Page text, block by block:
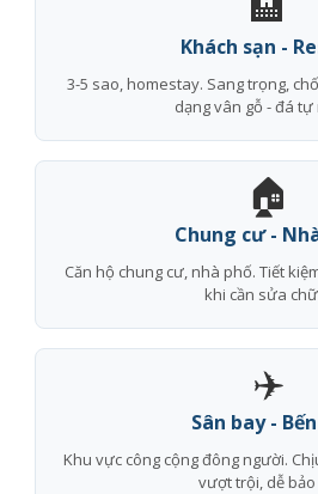
Khách sạn -
3-5 sao, homestay. Sang trọng,
dạng vân gỗ - đá tự
🏠
Chung cư -
Căn hộ chung cư, nhà phố. Tiết
khi cần sửa
✈️
Sân bay -
Khu vực công cộng đông người.
vượt trội, dễ bảo